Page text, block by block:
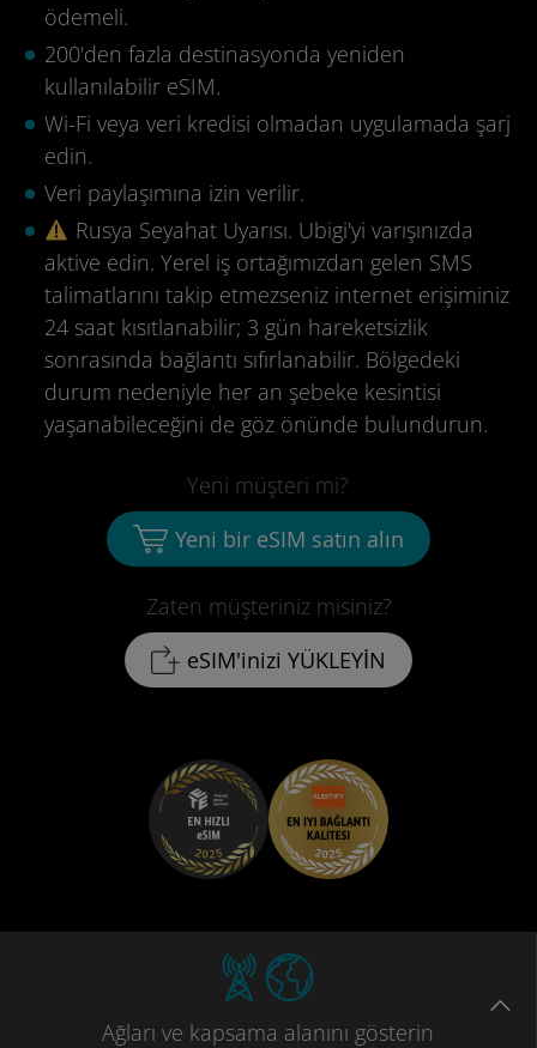
ödemeli.
200'den fazla destinasyonda yeniden
kullanılabilir eSIM.
Wi-Fi veya veri kredisi olmadan uygulamada şarj
edin.
Veri paylaşımına izin verilir.
Rusya Seyahat Uyarısı. Ubigi'yi varışınızda
aktive edin. Yerel iş ortağımızdan gelen SMS
talimatlarını takip etmezseniz internet erişiminiz
24 saat kısıtlanabilir; 3 gün hareketsizlik
sonrasında bağlantı sıfırlanabilir. Bölgedeki
durum nedeniyle her an şebeke kesintisi
yaşanabileceğini de göz önünde bulundurun.
Zaten müşteriniz misiniz?
eSIM'inizi YÜKLEYİN
Yeni müşteri mi?
Yeni bir eSIM satın alın
Ağları ve kapsama alanını gösterin